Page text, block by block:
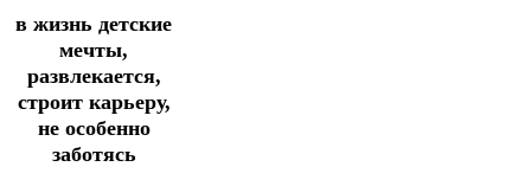
в жизнь детские
мечты,
развлекается,
строит карьеру,
не особенно
заботясь